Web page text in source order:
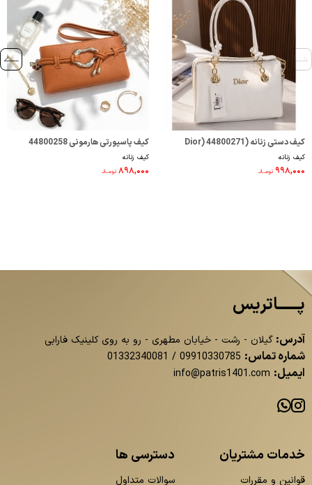
کیف دستی زنانه (Dior) 44800271
کیف زنانه
۹۹۸,۰۰۰ تومــانـ
کیف پاسپورتی هارمونی 44800258
کیف زنانه
۸۹۸,۰۰۰ تومــانـ
پــــــاتریس
آدرس: گیلان - رشت - خیابان مطهری - رو به روی کلینیک فارابی
شماره تماس: 09910330785
/
01332340081
ایمیل: info@patris1401.com
خدمات مشتریان
قوانین و مقررات
دسترسی ها
سوالات متداول